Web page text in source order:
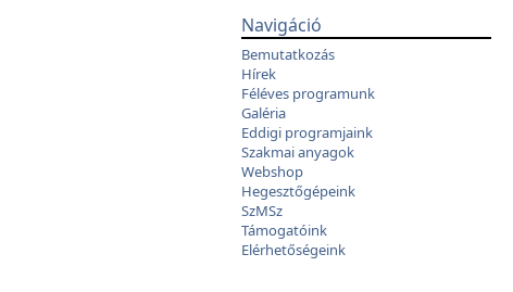
Navigáció
Bemutatkozás
Hírek
Féléves programunk
Galéria
Eddigi programjaink
Szakmai anyagok
Webshop
Hegesztőgépeink
SzMSz
Támogatóink
Elérhetőségeink